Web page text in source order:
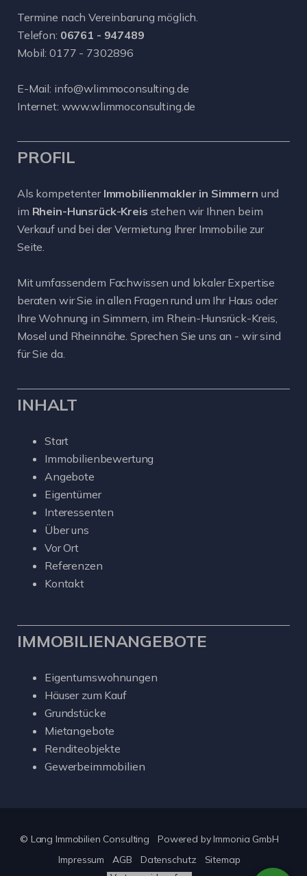
Termine nach Vereinbarung möglich.
Telefon: 06761 - 947489
Mobil: 0177 - 7302896
E-Mail: info@wlimmoconsulting.de
Internet: www.wlimmoconsulting.de
PROFIL
Als kompetenter Immobilienmakler in Simmern und
im Rhein-Hunsrück-Kreis stehen wir Ihnen beim
Verkauf und bei der Vermietung Ihrer Immobilie zur
Seite.
Mit umfassendem Fachwissen und lokaler Expertise
beraten wir Sie in allen Fragen rund um Ihr Haus oder
Ihre Wohnung in Simmern, im Rhein-Hunsrück-Kreis,
Mosel und Rheinnähe. Sprechen Sie uns an - wir sind
für Sie da.
INHALT
Start
Immobilienbewertung
Angebote
Eigentümer
Interessenten
Über uns
Vor Ort
Referenzen
Kontakt
IMMOBILIENANGEBOTE
Eigentumswohnungen
Häuser zum Kauf
Grundstücke
Mietangebote
Renditeobjekte
Gewerbeimmobilien
© Lang Immobilien Consulting Powered byImmonia GmbH
Impressum
AGB Datenschutz Sitemap